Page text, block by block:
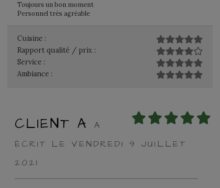
Toujours un bon moment
Personnel très agréable
Cuisine :
Rapport qualité / prix :
Service :
Ambiance :
CLIENT A
A
ÉCRIT LE VENDREDI 9 JUILLET
2021